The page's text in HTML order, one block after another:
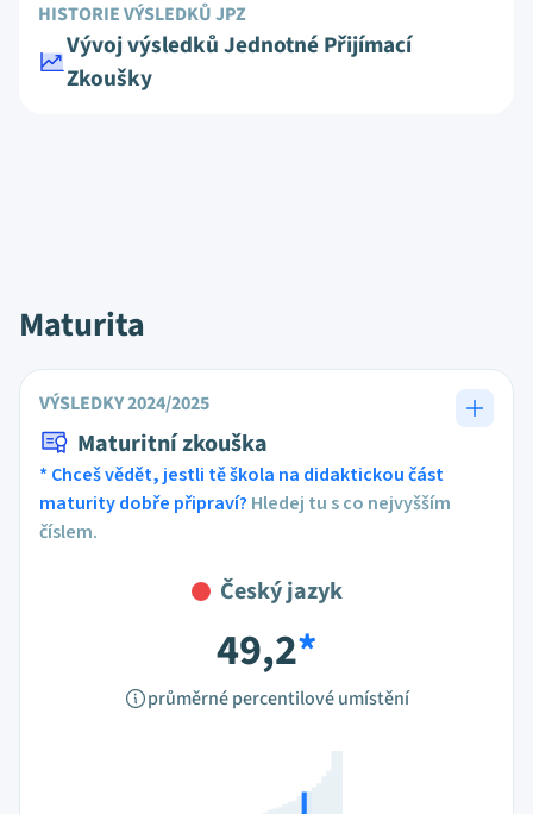
HISTORIE VÝSLEDKŮ JPZ
Vývoj výsledků Jednotné Přijímací
Zkoušky
Maturita
VÝSLEDKY 2024/2025
Maturitní zkouška
* Chceš vědět, jestli tě škola na didaktickou část
maturity dobře připraví? Hledej tu s co nejvyšším
číslem.
Český jazyk
49,2*
průměrné percentilové umístění